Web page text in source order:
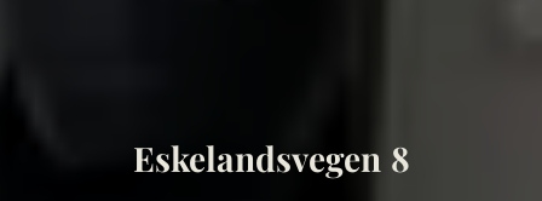
Eskelandsvegen 8